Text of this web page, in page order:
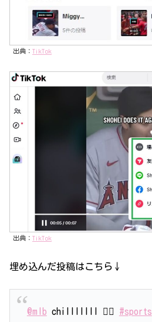
出典： TikTok
出典： TikTok
埋め込んだ投稿はこちら↓
@mlb chilllllll 😮‍💨 #sports